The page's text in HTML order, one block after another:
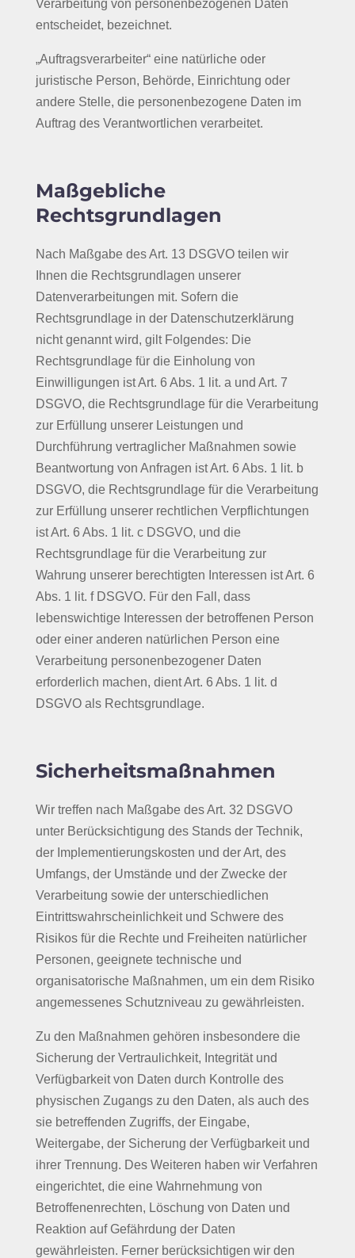
Verarbeitung von personenbezogenen Daten
entscheidet, bezeichnet.
„Auftragsverarbeiter“ eine natürliche oder
juristische Person, Behörde, Einrichtung oder
andere Stelle, die personenbezogene Daten im
Auftrag des Verantwortlichen verarbeitet.
Maßgebliche
Rechtsgrundlagen
Nach Maßgabe des Art. 13 DSGVO teilen wir
Ihnen die Rechtsgrundlagen unserer
Datenverarbeitungen mit. Sofern die
Rechtsgrundlage in der Datenschutzerklärung
nicht genannt wird, gilt Folgendes: Die
Rechtsgrundlage für die Einholung von
Einwilligungen ist Art. 6 Abs. 1 lit. a und Art. 7
DSGVO, die Rechtsgrundlage für die Verarbeitung
zur Erfüllung unserer Leistungen und
Durchführung vertraglicher Maßnahmen sowie
Beantwortung von Anfragen ist Art. 6 Abs. 1 lit. b
DSGVO, die Rechtsgrundlage für die Verarbeitung
zur Erfüllung unserer rechtlichen Verpflichtungen
ist Art. 6 Abs. 1 lit. c DSGVO, und die
Rechtsgrundlage für die Verarbeitung zur
Wahrung unserer berechtigten Interessen ist Art. 6
Abs. 1 lit. f DSGVO. Für den Fall, dass
lebenswichtige Interessen der betroffenen Person
oder einer anderen natürlichen Person eine
Verarbeitung personenbezogener Daten
erforderlich machen, dient Art. 6 Abs. 1 lit. d
DSGVO als Rechtsgrundlage.
Sicherheitsmaßnahmen
Wir treffen nach Maßgabe des Art. 32 DSGVO
unter Berücksichtigung des Stands der Technik,
der Implementierungskosten und der Art, des
Umfangs, der Umstände und der Zwecke der
Verarbeitung sowie der unterschiedlichen
Eintrittswahrscheinlichkeit und Schwere des
Risikos für die Rechte und Freiheiten natürlicher
Personen, geeignete technische und
organisatorische Maßnahmen, um ein dem Risiko
angemessenes Schutzniveau zu gewährleisten.
Zu den Maßnahmen gehören insbesondere die
Sicherung der Vertraulichkeit, Integrität und
Verfügbarkeit von Daten durch Kontrolle des
physischen Zugangs zu den Daten, als auch des
sie betreffenden Zugriffs, der Eingabe,
Weitergabe, der Sicherung der Verfügbarkeit und
ihrer Trennung. Des Weiteren haben wir Verfahren
eingerichtet, die eine Wahrnehmung von
Betroffenenrechten, Löschung von Daten und
Reaktion auf Gefährdung der Daten
gewährleisten. Ferner berücksichtigen wir den